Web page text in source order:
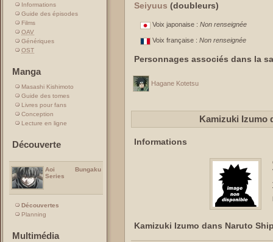
Informations
Guide des épisodes
Films
OAV
Génériques
OST
Manga
Masashi Kishimoto
Guide des tomes
Livres pour fans
Conception
Lecture en ligne
Découverte
Aoi Bungaku
Series
Découvertes
Planning
Multimédia
Seiyuus (doubleurs)
Voix japonaise : Non renseignée
Voix française : Non renseignée
Personnages associés dans la
Hagane Kotetsu
Kamizuki Izumo
Informations
Kamizuki Izumo dans Naruto